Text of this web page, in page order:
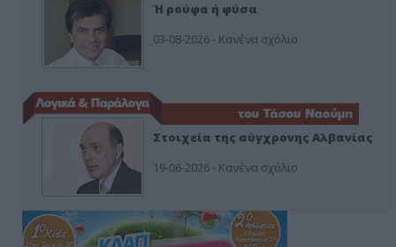
Ή ρούφα ή φύσα
03-08-2026 - Κανένα σχόλιο
Στοιχεία της σύγχρονης Αλβανίας
19-06-2026 - Κανένα σχόλιο